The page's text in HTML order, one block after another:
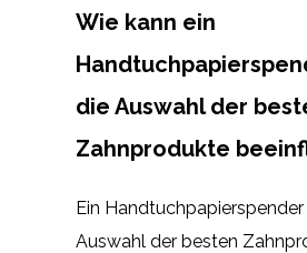
Wie kann ein
die Auswahl der
Zahnprodukte
Ein Handtuchpapierspender
Auswahl der besten